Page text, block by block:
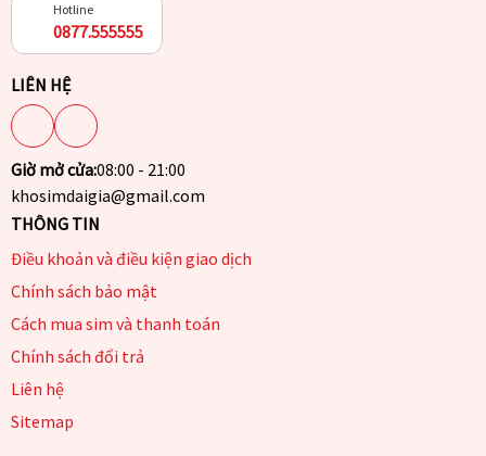
Hotline
0877.555555
LIÊN HỆ
Giờ mở cửa:08:00 - 21:00
khosimdaigia@gmail.com
THÔNG TIN
Điều khoản và điều kiện giao dịch
Chính sách bảo mật
Cách mua sim và thanh toán
Chính sách đổi trả
Liên hệ
Sitemap